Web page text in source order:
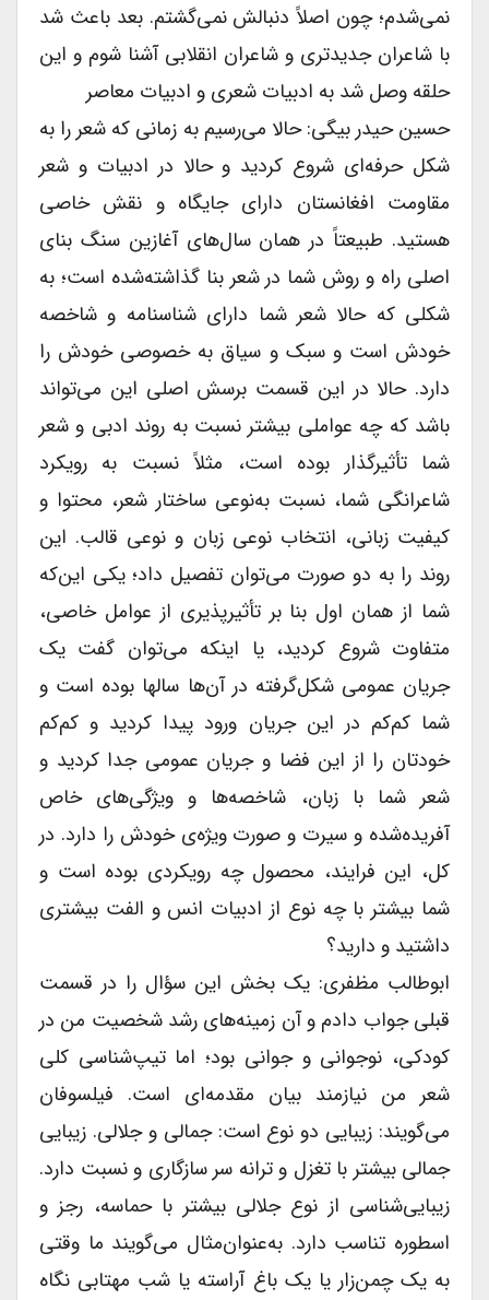
نمی‌شدم؛ چون اصلاً دنبالش نمی‌گشتم. بعد باعث شد
با شاعران جدیدتری و شاعران انقلابی آشنا شوم و این
حلقه وصل شد به ادبیات شعری و ادبیات معاصر
حسین حیدر بیگی: حالا می‌رسیم به زمانی که شعر را به
شکل حرفه‌ای شروع کردید و حالا در ادبیات و شعر
مقاومت افغانستان دارای جایگاه و نقش خاصی
هستید. طبیعتاً در همان سال‌های آغازین سنگ بنای
اصلی راه و روش شما در شعر بنا گذاشته‌شده است؛ به
شکلی که حالا شعر شما دارای شناسنامه و شاخصه
خودش است و سبک و سیاق به خصوصی خودش را
دارد. حالا در این قسمت برسش اصلی این می‌تواند
باشد که چه عواملی بیشتر نسبت به روند ادبی و شعر
شما تأثیرگذار بوده است، مثلاً نسبت به رویکرد
شاعرانگی شما، نسبت به‌نوعی ساختار شعر، محتوا و
کیفیت زبانی، انتخاب نوعی زبان و نوعی قالب. این
روند را به دو صورت می‌توان تفصیل داد؛ یکی این‌که
شما از همان اول بنا بر تأثیرپذیری از عوامل خاصی،
متفاوت شروع کردید، یا اینکه می‌توان گفت یک
جریان عمومی شکل‌گرفته در آن‌ها سالها بوده است و
شما کم‌کم در این جریان ورود پیدا کردید و کم‌کم
خودتان را از این فضا و جریان عمومی جدا کردید و
شعر شما با زبان، شاخصه‌ها و ویژگی‌های خاص
آفریده‌شده و سیرت و صورت ویژه‌ی خودش را دارد. در
کل، این فرایند، محصول چه رویکردی بوده است و
شما بیشتر با چه نوع از ادبیات انس و الفت بیشتری
داشتید و دارید؟
ابوطالب مظفری: یک بخش این سؤال را در قسمت
قبلی جواب دادم و آن زمینه‌های رشد شخصیت من در
کودکی، نوجوانی و جوانی بود؛ اما تیپ‌شناسی کلی
شعر من نیازمند بیان مقدمه‌ای است. فیلسوفان
می‌گویند: زیبایی دو نوع است: جمالی و جلالی. زیبایی
جمالی بیشتر با تغزل و ترانه سر سازگاری و نسبت دارد.
زیبایی‌شناسی از نوع جلالی بیشتر با حماسه، رجز و
اسطوره تناسب دارد. به‌عنوان‌مثال می‌گویند ما وقتی
به یک چمن‌زار یا یک باغ آراسته یا شب مهتابی نگاه